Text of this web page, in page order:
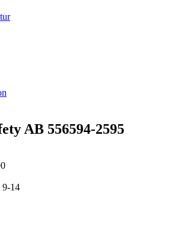
AB 556594-2595
9-14